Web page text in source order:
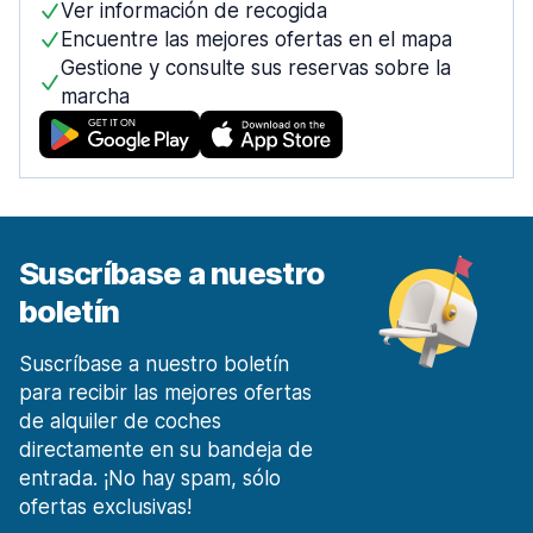
desde 20,42 € al día
Madrid Plaza España
desde 12,11 € al día
Móstoles Centro de la ciudad
desde 27,74 € al día
Málaga
desde 6,13 € al día
Málaga Estación de tren
Marbella
303 ofertas en 3 lugares
Murcia
253 ofertas en 4 lugares
Región de Murcia Aeropuerto Internacional
Ver información de recogida
Encuentre las mejores ofertas en el mapa
Gestione y consulte sus reservas sobre la
marcha
Suscríbase a nuestro
boletín
Suscríbase a nuestro boletín
para recibir las mejores ofertas
de alquiler de coches
directamente en su bandeja de
entrada. ¡No hay spam, sólo
ofertas exclusivas!